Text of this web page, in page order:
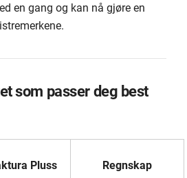
en gang og kan nå gjøre en
som passer deg best
Pluss Regnskap